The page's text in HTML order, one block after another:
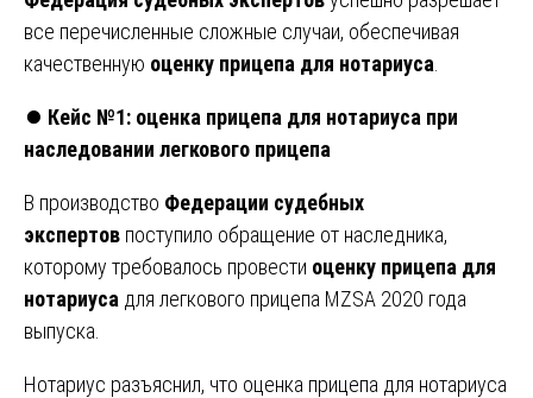
все перечисленные сложные случаи, обеспечивая
качественную оценку прицепа для нотариуса
⏺️ Кейс №1: оценка прицепа для нотариуса при
наследовании легкового прицепа
В производство Федерации судебных
экспертов поступило обращение от наследника,
которому требовалось провести оценку прицепа для
нотариуса для легкового прицепа MZSA 2020 года
выпуска.
Нотариус разъяснил, что оценка прицепа для нотариуса